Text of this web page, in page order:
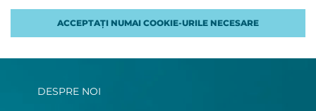
ACCEPTAȚI NUMAI COOKIE-URILE NECESARE
DESPRE NOI